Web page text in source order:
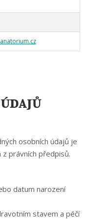
osobních údajů je
právních předpisů.
datum narození
stavem a péčí